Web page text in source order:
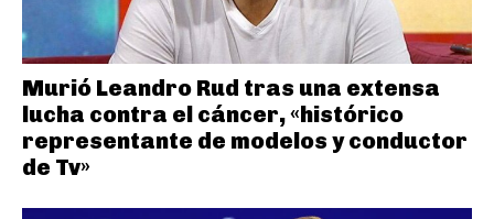
Murió Leandro Rud tras una extensa
lucha contra el cáncer, «histórico
representante de modelos y conductor
de Tv»